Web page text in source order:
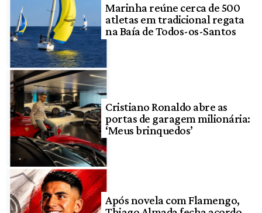
Marinha reúne cerca de 500
atletas em tradicional regata
na Baía de Todos-os-Santos
Cristiano Ronaldo abre as
portas de garagem milionária:
‘Meus brinquedos’
Após novela com Flamengo,